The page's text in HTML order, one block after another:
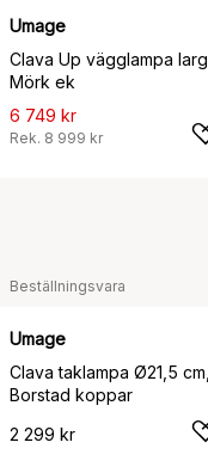
Umage
Clava Up vägglampa
Mörk ek
6 749 kr
Rek. 8 999 kr
Beställningsvara
Umage
Clava taklampa Ø21,5 cm,
Borstad koppar
2 299 kr